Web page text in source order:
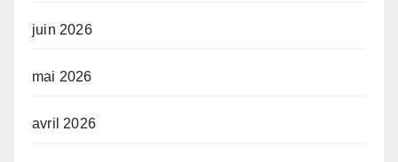
juin 2026
mai 2026
avril 2026